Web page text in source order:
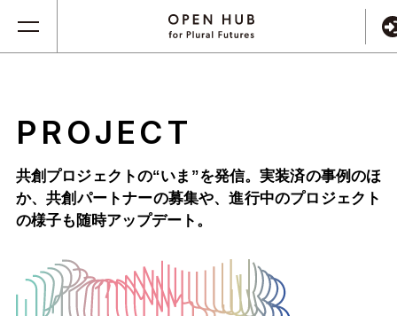
PROJECT
共創プロジェクトの“いま”を発信。実装済の事例のほ
か、共創パートナーの募集や、進行中のプロジェクト
の様子も随時アップデート。